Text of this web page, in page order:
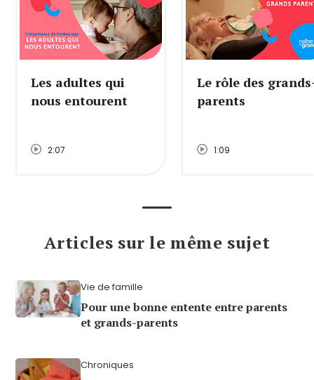
Les adultes qui
nous entourent
2:07
Le rôle des
parents
1:09
Articles sur le même sujet
Vie de famille
Pour une bonne entente entre parents
et grands-parents
Chroniques